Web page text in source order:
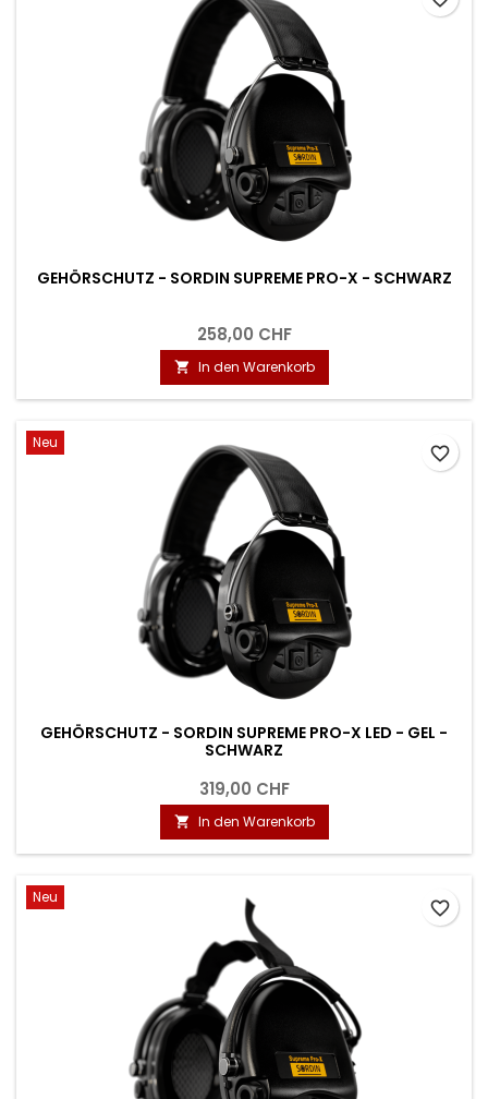
GEHÖRSCHUTZ - SORDIN SUPREME PRO-X - SCHWARZ
258,00 CHF
 In den Warenkorb
Neu
GEHÖRSCHUTZ - SORDIN SUPREME PRO-X LED - GEL -
SCHWARZ
319,00 CHF
 In den Warenkorb
favorite_border
Neu
favorite_border